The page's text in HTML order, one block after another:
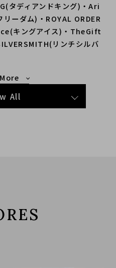
タディアンドキング)・Ari
ーダム)・ROYAL ORDER
キングアイス)・TheGift
リンチシルバ
る
All